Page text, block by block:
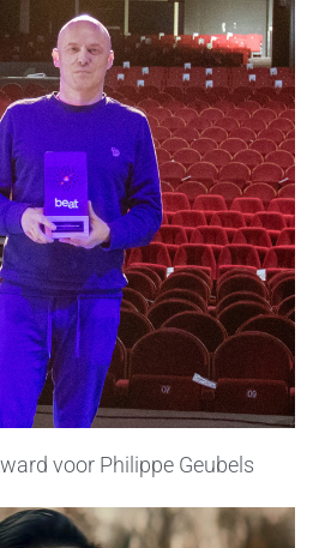
voor Philippe Geubels